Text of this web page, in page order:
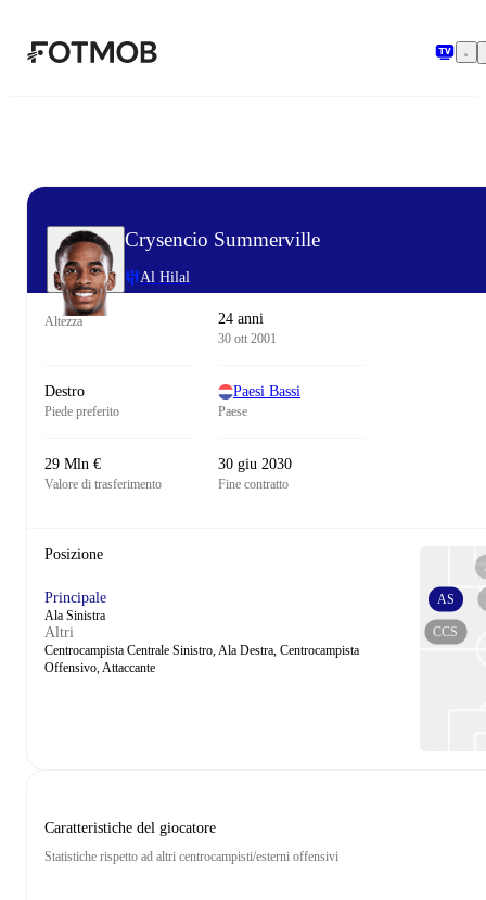
Crysencio Summerville
Al Hilal
Altezza 24 anni
30 ott 2001
Destro
Piede preferito
Paesi Bassi
Paese
29 Mln €
Valore di trasferimento
30 giu 2030
Fine contratto
Posizione
Principale
Ala Sinistra
Altri
Centrocampista Centrale Sinistro, Ala Destra, Centrocampista
Offensivo, Attaccante
CCS
AS
Caratteristiche del giocatore
Statistiche rispetto ad altri centrocampisti/esterni offensivi